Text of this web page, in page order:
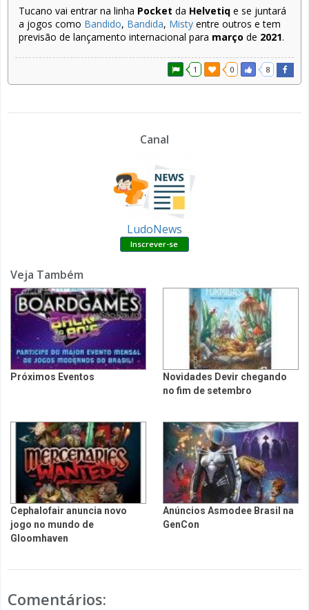
Tucano vai entrar na linha Pocket da Helvetiq e se juntará
a jogos como Bandido, Bandida, Misty entre outros e tem
previsão de lançamento internacional para março de 2021.
1 0 8
Canal
LudoNews
Veja Também
Próximos Eventos
Novidades Devir chegando
no fim de setembro
Cephalofair anuncia novo
jogo no mundo de
Gloomhaven
Anúncios Asmodee Brasil na
GenCon
Comentários: